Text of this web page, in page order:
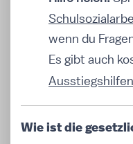
wenn du
Es gibt auch
Ausstiegshilfen
Wie ist die